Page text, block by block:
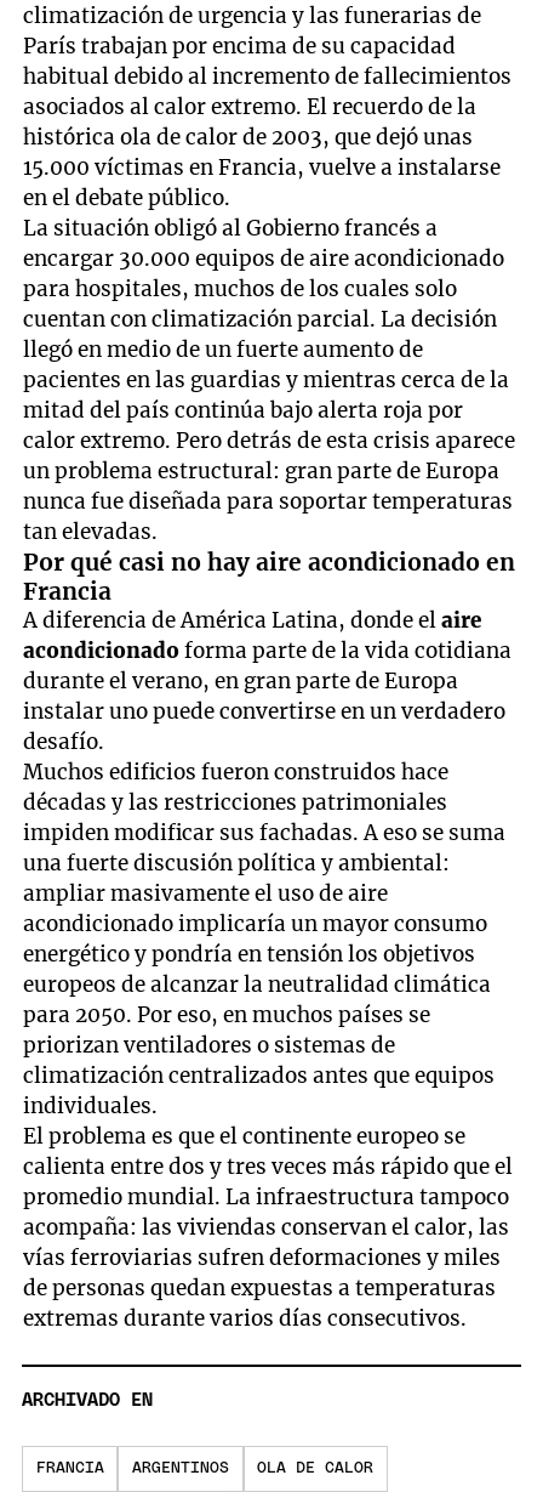
climatización de urgencia y las funerarias de
París trabajan por encima de su capacidad
habitual debido al incremento de fallecimientos
asociados al calor extremo. El recuerdo de la
histórica ola de calor de 2003, que dejó unas
15.000 víctimas en Francia, vuelve a instalarse
en el debate público.
La situación obligó al Gobierno francés a
encargar 30.000 equipos de aire acondicionado
para hospitales, muchos de los cuales solo
cuentan con climatización parcial. La decisión
llegó en medio de un fuerte aumento de
pacientes en las guardias y mientras cerca de la
mitad del país continúa bajo alerta roja por
calor extremo. Pero detrás de esta crisis aparece
un problema estructural: gran parte de Europa
nunca fue diseñada para soportar temperaturas
tan elevadas.
Por qué casi no hay aire acondicionado en
Francia
A diferencia de América Latina, donde elaire
acondicionadoforma parte de la vida cotidiana
durante el verano, en gran parte de Europa
instalar uno puede convertirse en un verdadero
desafío.
Muchos edificios fueron construidos hace
décadas y las restricciones patrimoniales
impiden modificar sus fachadas. A eso se suma
una fuerte discusión política y ambiental:
ampliar masivamente el uso de aire
acondicionado implicaría un mayor consumo
energético y pondría en tensión los objetivos
europeos de alcanzar la neutralidad climática
para 2050. Por eso, en muchos países se
priorizan ventiladores o sistemas de
climatización centralizados antes que equipos
individuales.
El problema es que el continente europeo se
calienta entre dos y tres veces más rápido que el
promedio mundial. La infraestructura tampoco
acompaña: las viviendas conservan el calor, las
vías ferroviarias sufren deformaciones y miles
de personas quedan expuestas a temperaturas
extremas durante varios días consecutivos.
ARCHIVADO EN
FRANCIA ARGENTINOS OLA DE CALOR